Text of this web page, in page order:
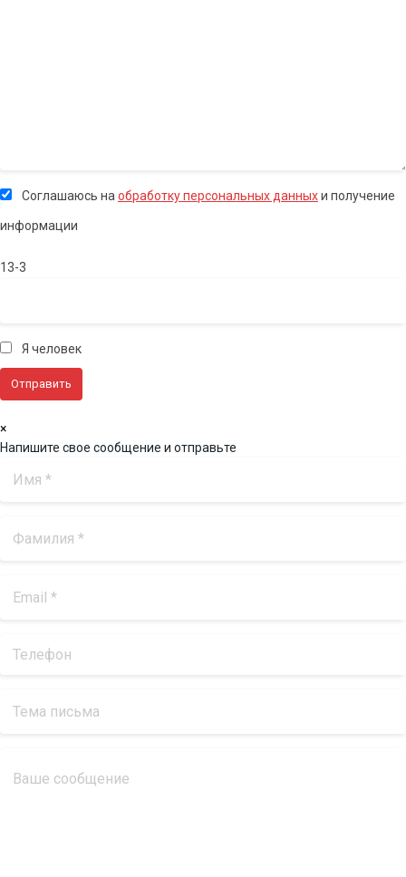
Соглашаюсь на обработку персональных данныхи получение
информации
13-3
Я человек
×
Напишите свое сообщение и отправьте